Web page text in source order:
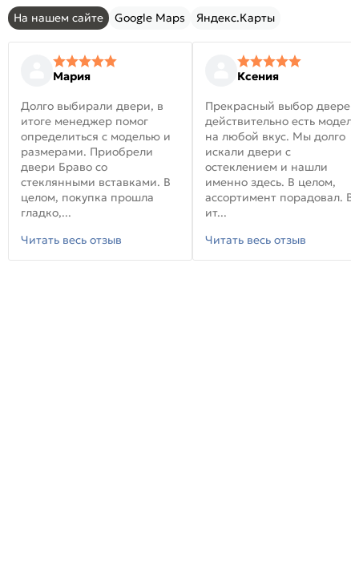
На нашем сайте Google Maps Яндекс.Карты
Мария
Долго выбирали двери, в
итоге менеджер помог
определиться с моделью и
размерами. Приобрели
двери Браво со
стеклянными вставками. В
целом, покупка прошла
гладко,...
Читать весь отзыв
Ксения
Прекрасный выбор
действительно есть модели
на любой вкус. Мы долго
искали двери с
остеклением и нашли
именно здесь. В целом,
ассортимент порадовал. В
ит...
Читать весь отзыв